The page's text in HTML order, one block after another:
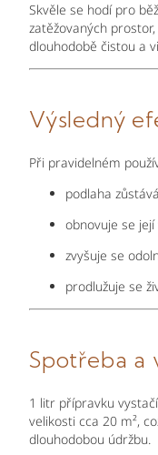
Skvěle se hodí pro
zatěžovaných
dlouhodobě čistou a
Výsledný
Při pravidelném
podlaha
obnovuje se její
zvyšuje se
prodlužuje se
Spotřeba a
1 litr přípravku
velikosti cca 20 m²,
dlouhodobou údržbu.